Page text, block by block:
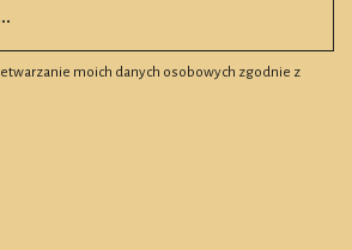
moich danych osobowych zgodnie z